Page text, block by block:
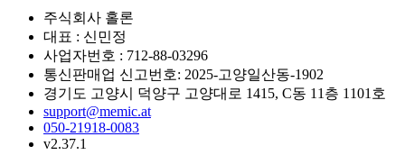
주식회사 홀론
대표 : 신민정
사업자번호 : 712-88-03296
통신판매업 신고번호: 2025-고양일산동-1902
경기도 고양시 덕양구 고양대로 1415, C동 11층 1101호
support@memic.at
050-21918-0083
v2.37.1